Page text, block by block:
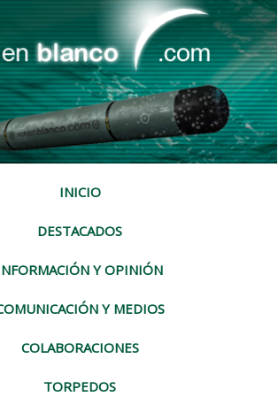
INICIO
DESTACADOS
Y OPINIÓN
Y MEDIOS
COLABORACIONES
TORPEDOS